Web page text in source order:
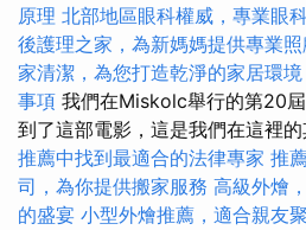
原理 北部地區眼科權威，專業眼
後護理之家，為新媽媽提供專業
家清潔，為您打造乾淨的家居環境
事項 我們在Miskolc舉行的第20
到了這部電影，這是我們在這裡的
推薦中找到最適合的法律專家 推
司，為你提供搬家服務 高級外燴
的盛宴 小型外燴推薦，適合親友